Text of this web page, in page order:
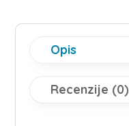
Opis
Recenzije (0)